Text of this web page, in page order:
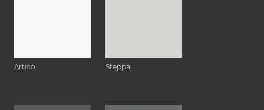
Artico Steppa